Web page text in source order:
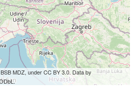
MDZ, under CC BY 3.0. Data by